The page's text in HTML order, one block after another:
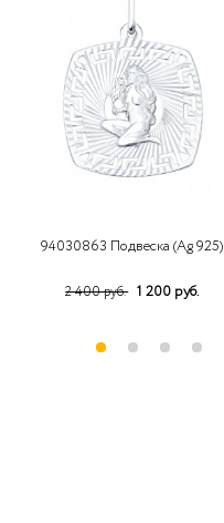
94030863 Подвеска (Ag 925)
2 400 руб. 1 200 руб.